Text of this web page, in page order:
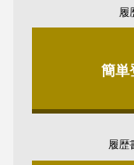
履
簡単
履歴